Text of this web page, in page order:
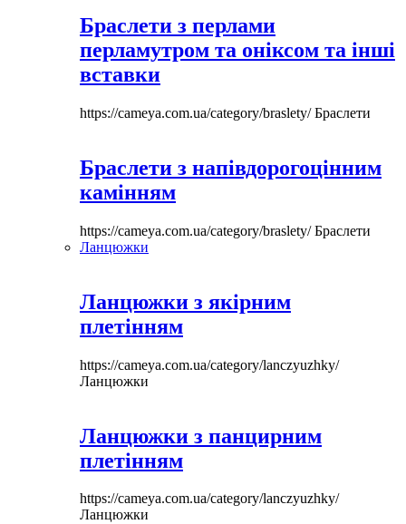
Браслети з перлами
перламутром та оніксом та інші
вставки
https://cameya.com.ua/category/braslety/Браслети
Браслети з напівдорогоцінним
камінням
https://cameya.com.ua/category/braslety/Браслети
Ланцюжки
Ланцюжки з якірним
плетінням
https://cameya.com.ua/category/lanczyuzhky/
Ланцюжки
Ланцюжки з панцирним
плетінням
https://cameya.com.ua/category/lanczyuzhky/
Ланцюжки